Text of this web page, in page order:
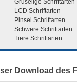
LCD Schriftarten
Pinsel Schriftarten
Schwere Schriftarten
Tiere Schriftarten
Download des